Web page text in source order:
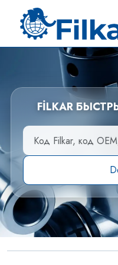
FİLKAR
Алюминиевые
резервуары и